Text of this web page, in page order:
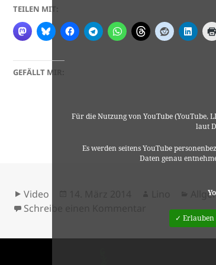
Für die Nutzung von YouTube (YouTube,
laut
Es werden seitens YouTube
Daten genau
✓ Erlauben
TEILEN MIT:
GEFÄLLT MIR:
Format
Video
Schreibe einen Kommentar
zu